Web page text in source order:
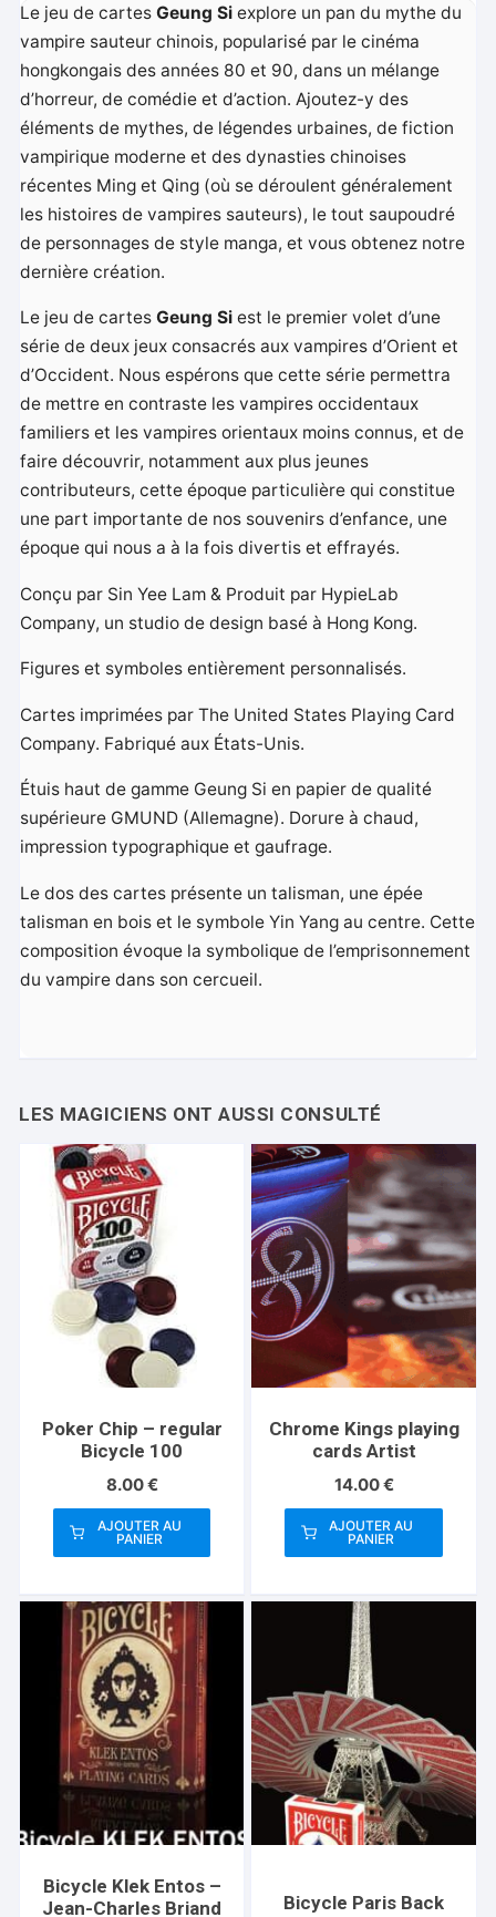
Le jeu de cartesGeung Si explore un pan du mythe du
vampire sauteur chinois, popularisé par le cinéma
hongkongais des années 80 et 90, dans un mélange
d’horreur, de comédie et d’action. Ajoutez-y des
éléments de mythes, de légendes urbaines, de fiction
vampirique moderne et des dynasties chinoises
récentes Ming et Qing (où se déroulent généralement
les histoires de vampires sauteurs), le tout saupoudré
de personnages de style manga, et vous obtenez notre
dernière création.
Le jeu de cartesGeung Si est le premier volet d’une
série de deux jeux consacrés aux vampires d’Orient et
d’Occident. Nous espérons que cette série permettra
de mettre en contraste les vampires occidentaux
familiers et les vampires orientaux moins connus, et de
faire découvrir, notamment aux plus jeunes
contributeurs, cette époque particulière qui constitue
une part importante de nos souvenirs d’enfance, une
époque qui nous a à la fois divertis et effrayés.
Conçu par Sin Yee Lam & Produit par HypieLab
Company, un studio de design basé à Hong Kong.
Figures et symboles entièrement personnalisés.
Cartes imprimées par The United States Playing Card
Company. Fabriqué aux États-Unis.
Étuis haut de gamme Geung Si en papier de qualité
supérieure GMUND (Allemagne). Dorure à chaud,
impression typographique et gaufrage.
Le dos des cartes présente un talisman, une épée
talisman en bois et le symbole Yin Yang au centre. Cette
composition évoque la symbolique de l’emprisonnement
du vampire dans son cercueil.
Poker Chip – regular
Bicycle 100
8.00€
AJOUTER AU
PANIER
Chrome Kings playing
cards Artist
14.00€
AJOUTER AU
PANIER
Bicycle Klek Entos –
Jean-Charles Briand
Bicycle Paris Back